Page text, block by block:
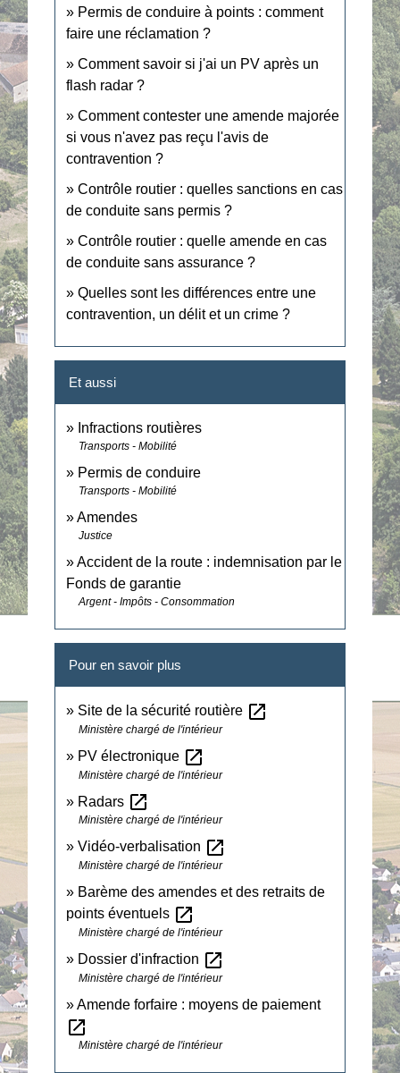
Permis de conduire à points : comment
faire une réclamation ?
Comment savoir si j'ai un PV après un
flash radar ?
Comment contester une amende majorée
si vous n'avez pas reçu l'avis de
contravention ?
Contrôle routier : quelles sanctions en cas
de conduite sans permis ?
Contrôle routier : quelle amende en cas
de conduite sans assurance ?
Quelles sont les différences entre une
contravention, un délit et un crime ?
Et aussi
Infractions routières
Transports - Mobilité
Permis de conduire
Transports - Mobilité
Amendes
Justice
Accident de la route : indemnisation par le
Fonds de garantie
Argent - Impôts - Consommation
Pour en savoir plus
Site de la sécurité routière open_in_new
Ministère chargé de l'intérieur
PV électronique open_in_new
Ministère chargé de l'intérieur
Radars open_in_new
Ministère chargé de l'intérieur
Vidéo-verbalisation open_in_new
Ministère chargé de l'intérieur
Barème des amendes et des retraits de
points éventuels open_in_new
Ministère chargé de l'intérieur
Dossier d'infraction open_in_new
Ministère chargé de l'intérieur
Amende forfaire : moyens de paiement
open_in_new
Ministère chargé de l'intérieur